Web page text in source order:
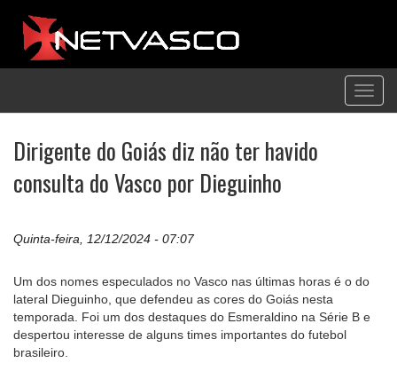
Dirigente do Goiás diz não ter havido
consulta do Vasco por Dieguinho
Quinta-feira, 12/12/2024 - 07:07
Um dos nomes especulados no Vasco nas últimas horas é o do
lateral Dieguinho, que defendeu as cores do Goiás nesta
temporada. Foi um dos destaques do Esmeraldino na Série B e
despertou interesse de alguns times importantes do futebol
brasileiro.